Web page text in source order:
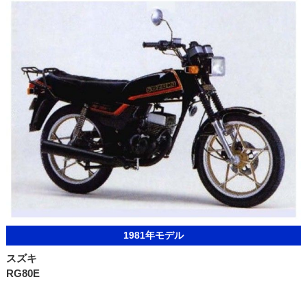
1981年モデル
スズキ
RG80E